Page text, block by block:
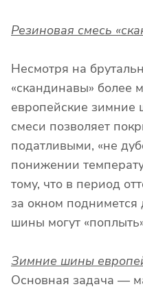
Резиновая смесь
Несмотря на
«скандинавы» более
европейские зимние
смеси позволяет
податливыми, «не
понижении
тому, что в период
за окном поднимется
шины могут
Зимние шины
Основная задача —